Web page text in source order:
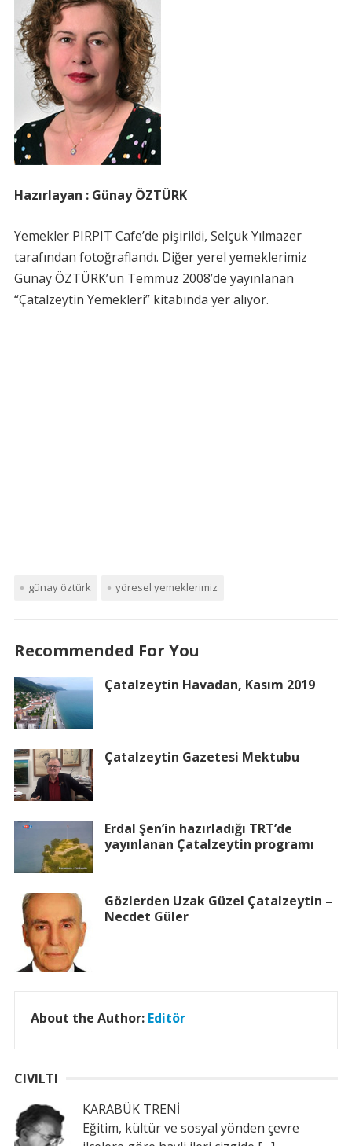
Hazırlayan : Günay ÖZTÜRK
Yemekler PIRPIT Cafe’de pişirildi, Selçuk Yılmazer
tarafından fotoğraflandı. Diğer yerel yemeklerimiz
Günay ÖZTÜRK’ün Temmuz 2008’de yayınlanan
“Çatalzeytin Yemekleri” kitabında yer alıyor.
günay öztürk yöresel yemeklerimiz
Recommended For You
Çatalzeytin Havadan, Kasım 2019
Çatalzeytin Gazetesi Mektubu
Erdal Şen’in hazırladığı TRT’de
yayınlanan Çatalzeytin programı
Gözlerden Uzak Güzel Çatalzeytin –
Necdet Güler
About the Author: Editör
CIVILTI
KARABÜK TRENİ
Eğitim, kültür ve sosyal yönden çevre